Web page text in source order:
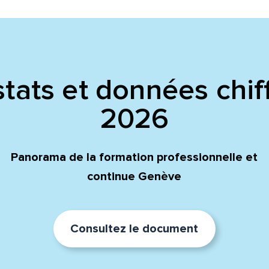
et données
2026
Panorama de la formation professionnelle et
continue Genève
Consultez le document